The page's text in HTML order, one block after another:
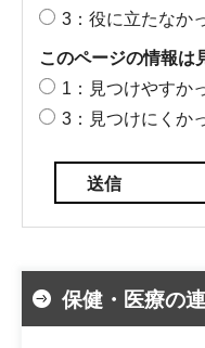
3：役に立たなか
このページの情報は
1：見つけやすか
3：見つけにくか
保健・医療の